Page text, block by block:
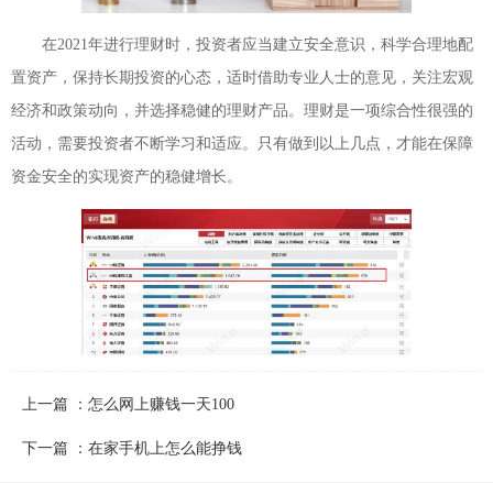
在2021年进行理财时，投资者应当建立安全意识，科学合理地配
置资产，保持长期投资的心态，适时借助专业人士的意见，关注宏观
经济和政策动向，并选择稳健的理财产品。理财是一项综合性很强的
活动，需要投资者不断学习和适应。只有做到以上几点，才能在保障
资金安全的实现资产的稳健增长。
上一篇 ：怎么网上赚钱一天100
下一篇 ：在家手机上怎么能挣钱